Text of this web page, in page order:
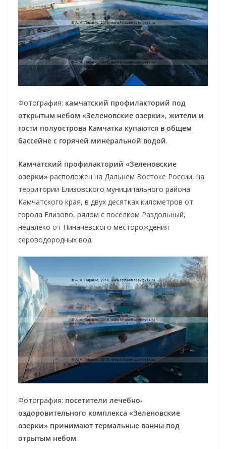
Фотография: камчатский профилакторий под
открытым небом «Зеленовские озерки», жители и
гости полуострова Камчатка купаются в общем
бассейне с горячей минеральной водой.
Камчатский профилакторий «Зеленовские
озерки» расположен на Дальнем Востоке России, на
территории Елизовского муниципального района
Камчатского края, в двух десятках километров от
города Елизово, рядом с поселком Раздольный,
недалеко от Пиначевского месторождения
сероводородных вод.
Фотография: посетители лечебно-
оздоровительного комплекса «Зеленовские
озерки» принимают термальные ванны под
отрытым небом.